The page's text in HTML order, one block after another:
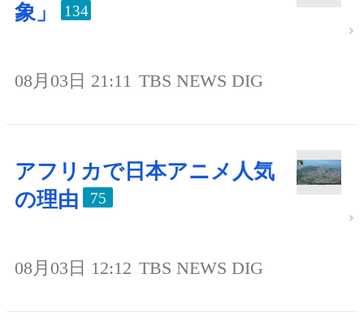
象」
134
08月03日 21:11 TBS NEWS DIG
アフリカで日本アニメ人気
の理由
75
08月03日 12:12 TBS NEWS DIG